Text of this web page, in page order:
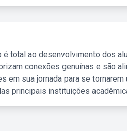
é total ao desenvolvimento dos
conexões genuínas e são
em sua jornada para se
principais instituições